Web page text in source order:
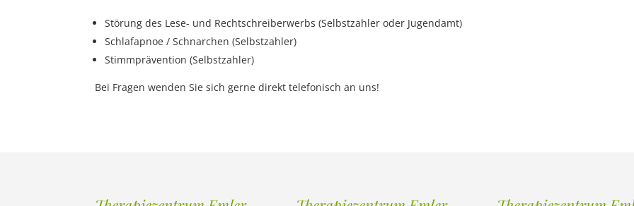
Störung des Lese- und Rechtschreiberwerbs (Selbstzahler oder Jugendamt)
Schlafapnoe / Schnarchen (Selbstzahler)
Stimmprävention (Selbstzahler)
Bei Fragen wenden Sie sich gerne direkt telefonisch an uns!